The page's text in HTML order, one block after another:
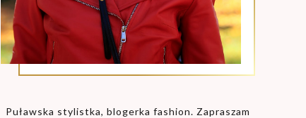
Puławska stylistka, blogerka fashion. Zapraszam